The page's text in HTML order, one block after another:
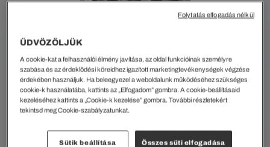
ÜDVÖZÖLJÜK
A cookie-kat a felhasználói élmény javítása, az oldal funkcióinak személyre
szabása és az érdeklődési köreidhez igazított marketingtevékenységek végzése
érdekében használjuk. Ha beleegyezel a weboldalunk működéséhez szükséges
cookie-k használatába, kattints az „Elfogadom” gombra. A cookie-beállításaid
kezeléséhez kattints a „Cookie-k kezelése” gombra. További részletekért
tekintsd meg Cookie-szabályzatunkat.
Sütik beállítása Összes süti elfogadása
Folytatás elfogadás nélkül